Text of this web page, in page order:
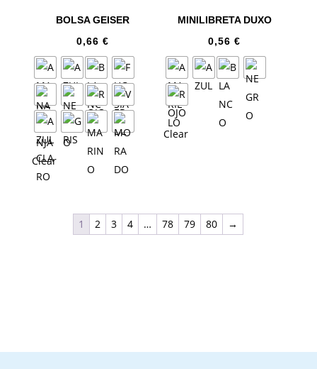
BOLSA GEISER
0,66 €
Clear
MINILIBRETA DUXO
0,56€
Clear
1 2 3 4 … 78 79 80 →